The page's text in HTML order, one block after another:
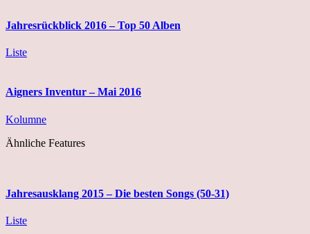
Jahresrückblick 2016 – Top 50 Alben
Liste
Aigners Inventur – Mai 2016
Kolumne
Ähnliche Features
Jahresausklang 2015 – Die besten Songs (50-31)
Liste